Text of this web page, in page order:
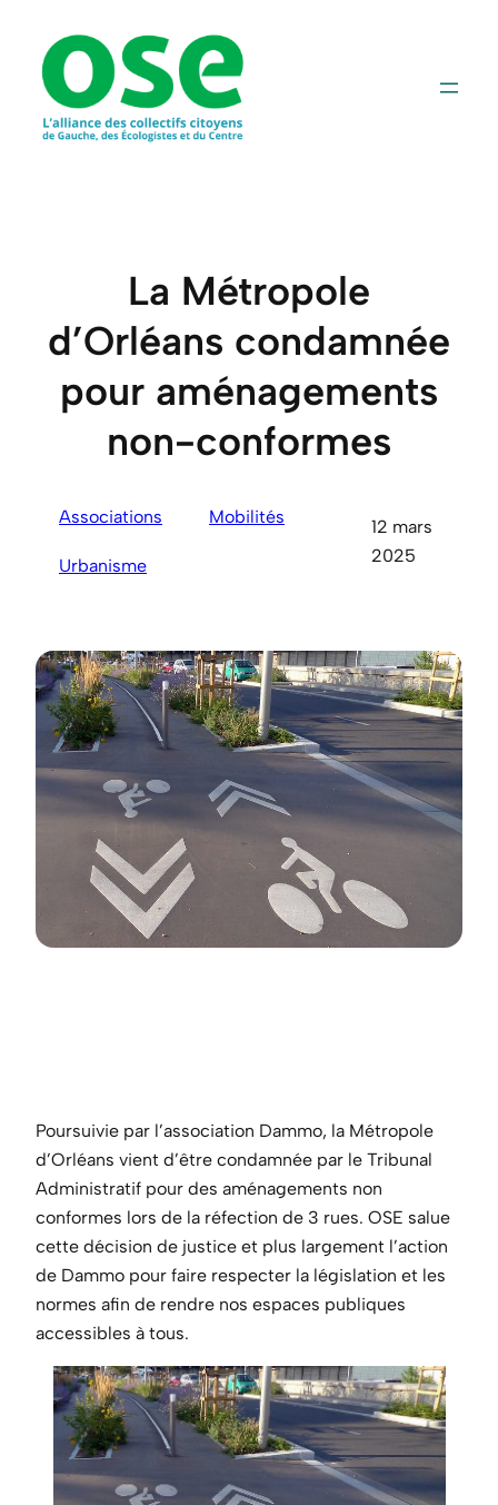
contenu
La Métropole
d’Orléans condamnée
pour aménagements
non-conformes
Associations Mobilités
Urbanisme
12 mars
2025
Poursuivie par l’association Dammo, la Métropole
d’Orléans vient d’être condamnée par le Tribunal
Administratif pour des aménagements non
conformes lors de la réfection de 3 rues. OSE salue
cette décision de justice et plus largement l’action
de Dammo pour faire respecter la législation et les
normes afin de rendre nos espaces publiques
accessibles à tous.